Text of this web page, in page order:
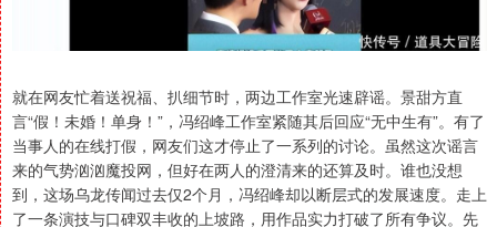
就在网友忙着送祝福、扒细节时，两边工作室光速辟谣。景甜方直
言“假！未婚！单身！”，冯绍峰工作室紧随其后回应“无中生有”。有了
当事人的在线打假，网友们这才停止了一系列的讨论。虽然这次谣言
来的气势汹汹魔投网，但好在两人的澄清来的还算及时。谁也没想
到，这场乌龙传闻过去仅2个月，冯绍峰却以断层式的发展速度。走上
了一条演技与口碑双丰收的上坡路，用作品实力打破了所有争议。先